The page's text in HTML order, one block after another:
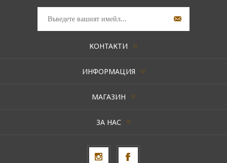
КОНТАКТИ
ИНФОРМАЦИЯ
МАГАЗИН
ЗА НАС